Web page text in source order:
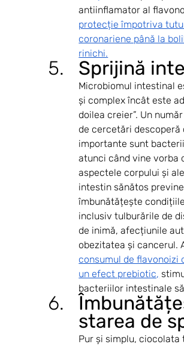
antiinflamator al
protecție împotriva
coronariene până la
rinichi.
Sprijină
Microbiomul intestinal
și complex încât este
doilea creier”. Un
de cercetări descoperă
importante sunt
atunci când vine vorba
aspectele corpului și
intestin sănătos
îmbunătățește
inclusiv tulburările de
de inimă, afecțiunile
obezitatea și cancerul.
consumul de flavonoizi
un efect prebiotic,
bacteriilor intestinale
starea de
Pur și simplu, ciocolata